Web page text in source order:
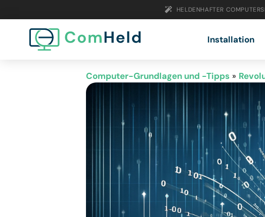
HELDENHAFTER
Installation
Computer-Grundlagen und -Tipps »